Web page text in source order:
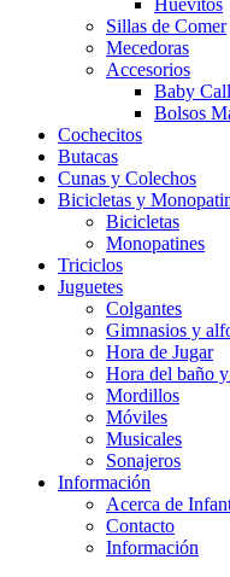
Huevitos
Sillas de Comer
Mecedoras
Accesorios
Baby Call
Bolsos
Cochecitos
Butacas
Cunas y Colechos
Bicicletas y
Bicicletas
Monopatines
Triciclos
Juguetes
Colgantes
Gimnasios y
Hora de Jugar
Hora del baño y
Mordillos
Móviles
Musicales
Sonajeros
Información
Acerca de
Contacto
Información